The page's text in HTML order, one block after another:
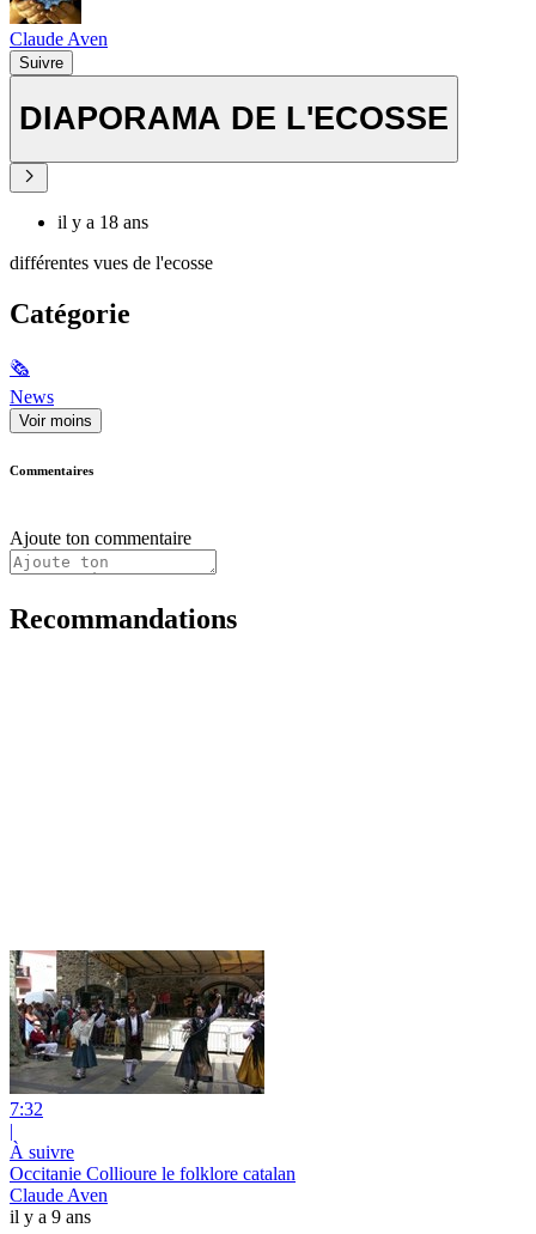
Claude Aven
Suivre
DIAPORAMA DE L'ECOSSE
il y a 18 ans
différentes vues de l'ecosse
Catégorie
🗞
News
Voir moins
Commentaires
Ajoute ton commentaire
Recommandations
7:32
|
À suivre
Occitanie Collioure le folklore catalan
Claude Aven
il y a 9 ans